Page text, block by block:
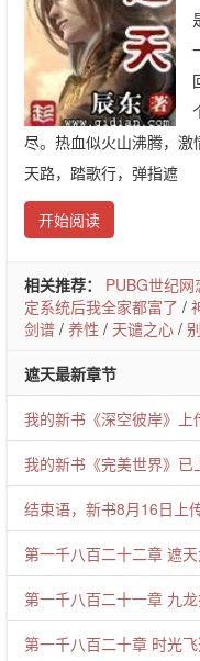
尽。热血似火山沸腾，
天路，踏歌行，弹指遮
开始阅读
相关推荐： PUBG世纪网
定系统后我全家都富了 /
剑谱 / 养性 / 天谴之心 /
遮天最新章节
我的新书《深空彼岸》上
我的新书《完美世界》
结束语，新书8月16日上
第一千八百二十二章 遮
第一千八百二十一章 九
第一千八百二十章 时光